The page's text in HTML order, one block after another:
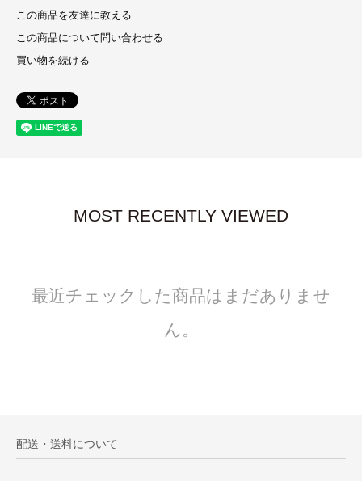
この商品を友達に教える
この商品について問い合わせる
買い物を続ける
MOST RECENTLY VIEWED
最近チェックした商品はまだありませ
ん。
配送・送料について